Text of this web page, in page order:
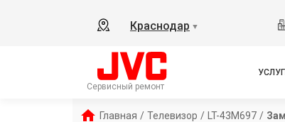
Краснодар ▼
Сервисный ремонт
Главная / Телевизор / LT-43M697 /